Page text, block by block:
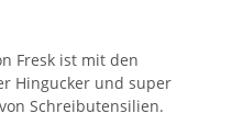
Fresk ist mit den
Hingucker und super
Schreibutensilien.